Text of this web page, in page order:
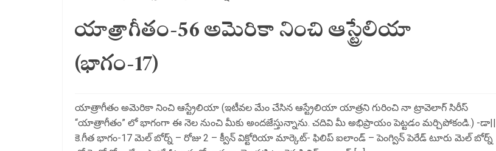
యాత్రాగీతం-56 అమెరికా నించి ఆస్ట్రేలియా
(భాగం-17)
యాత్రాగీతం అమెరికా నించి ఆస్ట్రేలియా (ఇటీవల మేం చేసిన ఆస్ట్రేలియా యాత్రని గురించి నా ట్రావెలాగ్ సిరీస్
“యాత్రాగీతం” లో భాగంగా ఈ నెల నుంచి మీకు అందజేస్తున్నాను. చదివి మీ అభిప్రాయం పెట్టడం మర్చిపోకండి.) -డా||
కె.గీత భాగం-17 మెల్ బోర్న్ – రోజు 2 – క్వీన్ విక్టోరియా మార్కెట్- ఫిలిప్ ఐలాండ్ – పెంగ్విన్ పెరేడ్ టూరు మెల్ బోర్న్